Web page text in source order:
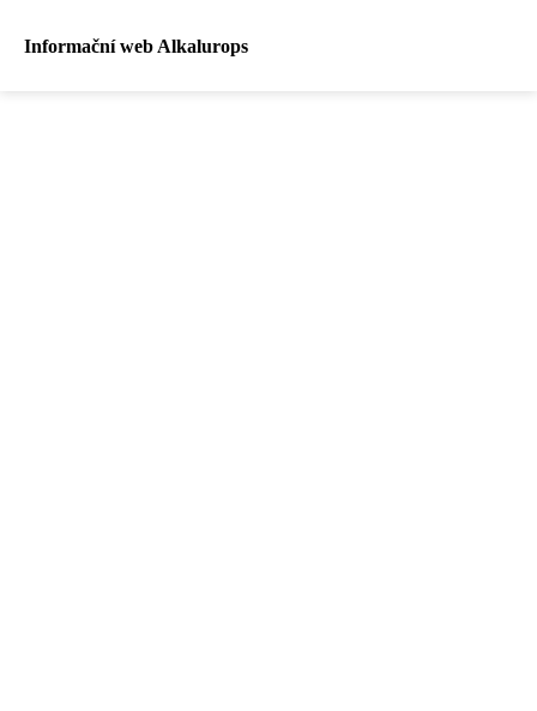
Informační web Alkalurops